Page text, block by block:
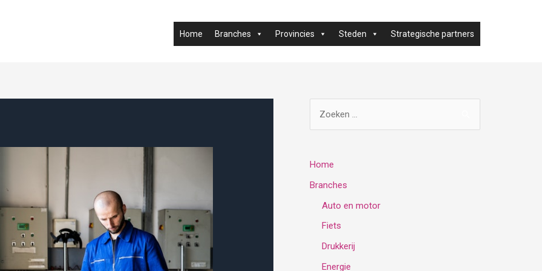
Home Branches Provincies Steden Strategische partners
k
e
Home
Branches
Auto en motor
Fiets
Drukkerij
Energie